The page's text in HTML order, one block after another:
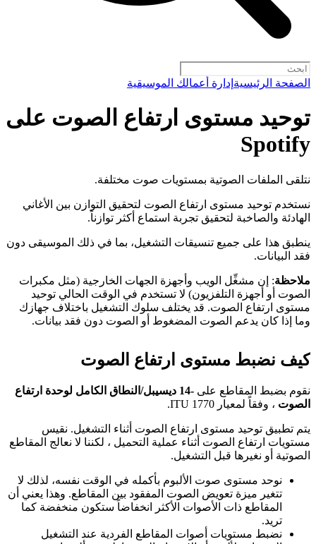
الصفحة الرئيسية إدارة أعمالك الموسيقية
توحيد مستوى ارتفاع الصوت على
Spotify
نتلقى الملفات الصوتية بمستويات صوت مختلفة.
نستخدم توحيد مستوى ارتفاع الصوت لتحقيق التوازن بين الأغاني
الهادئة والصاخبة لتحقيق تجربة استماع أكثر توازناً.
ينطبق هذا على جميع تنسيقات التشغيل، بما في ذلك الموسيقى دون
فقد البيانات.
ملاحظة: إن مشغِّل الويب وأجهزة الجهات الخارجية (مثل مكبرات
الصوت أو أجهزة التلفزيون) لا تستخدم في الوقت الحالي توحيد
مستوى ارتفاع الصوت. قد يختلف سلوك التشغيل باختلاف جهازك
وما إذا كان يدعم الصوت المضغوط أو الصوت دون فقد بيانات.
كيف نضبط مستوى ارتفاع الصوت
نقوم بضبط المقاطع على
-14 ديسيبل/النطاق الكامل لوحدة ارتفاع
الصوت ، وفقاً لمعيار ITU 1770.
يتم تطبيق توحيد مستوى ارتفاع الصوت أثناء التشغيل. نقيس
مستويات ارتفاع الصوت أثناء عملية التحميل ، لكننا لا نعالج المقاطع
الصوتية أو نغيرها قبل التشغيل.
نوحد مستوى صوت الألبوم بأكمله في الوقت نفسه، لذلك لا
تتغير ميزة تعويض الصوت المفقود بين المقاطع. وهذا يعني أن
المقاطع ذات الأصوات الأكثر انخفاضاً ستكون منخفضة كما
تريد.
نضبط مستويات أصوات المقاطع الفردية عند التشغيل